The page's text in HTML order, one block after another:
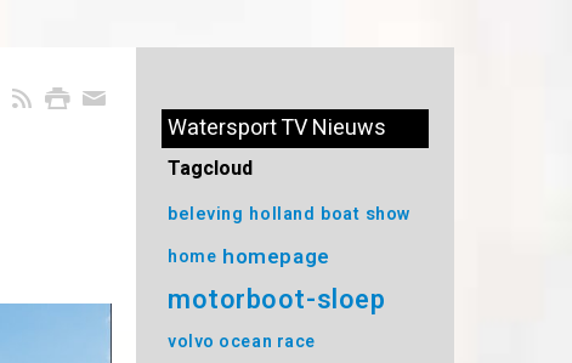
Watersport TV Nieuws
Tagcloud
beleving holland boat show
home homepage
motorboot-sloep
volvo ocean race